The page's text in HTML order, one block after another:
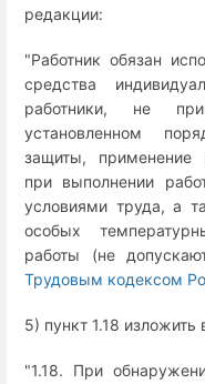
редакции:
"Работник обязан
средства
работники, не
установленном
защиты, применение
при выполнении
условиями труда, а
особых
работы (не
Трудовым кодексом
5) пункт 1.18
"1.18. При